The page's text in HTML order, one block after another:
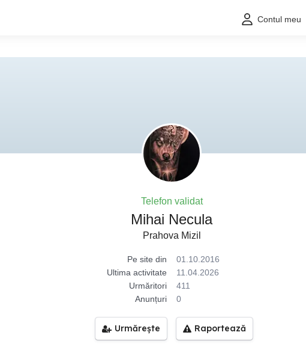
Contul meu
Telefon validat
Mihai Necula
Prahova Mizil
Pe site din
01.10.2016
Ultima activitate
11.04.2026
Urmăritori
411
Anunțuri
0
Urmărește Raportează